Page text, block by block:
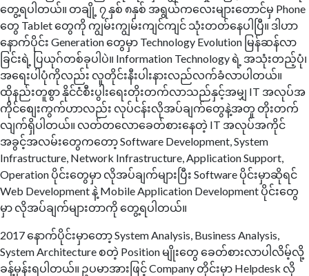
တွေ့ရပါတယ်။ တချို့ ၇ နှစ် ၈နှစ် အရွယ်ကလေးများတောင်မှ Phone
တွေ Tablet တွေကို ကျွမ်းကျွမ်းကျင်ကျင် သုံးတတ်နေပါပြီ။ ဒါဟာ
နောက်ပိုင်း Generation တွေမှာ Technology Evolution မြန်ဆန်လာ
ခြင်းရဲ့ ပြယုဂ်တစ်ခုပါပဲ။ Information Technology ရဲ့ အသုံးတည့်ပုံ၊
အရေးပါပုံကိုလည်း လူတိုင်းနီးပါးနားလည်လက်ခံလာပါတယ်။
ထိုနည်းတူစွာ နိုင်ငံစီးပွါးရေးတိုးတက်လာသည်နှင့်အမျှ IT အလုပ်အ
ကိုင်စျေးကွက်ဟာလည်း လုပ်ငန်းလိုအပ်ချက်တွေနဲ့အတူ တိုးတက်
လျက်ရှိပါတယ်။ လတ်တလောခေတ်စားနေတဲ့ IT အလုပ်အကိုင်
အခွင့်အလမ်းတွေကတော့ Software Development, System
Infrastructure, Network Infrastructure, Application Support,
Operation ပိုင်းတွေမှာ လိုအပ်ချက်များပြီး Software ပိုင်းမှာဆိုရင်
Web Development နဲ့ Mobile Application Development ပိုင်းတွေ
မှာ လိုအပ်ချက်များတာကို တွေ့ရပါတယ်။
2017 နောက်ပိုင်းမှာတော့ System Analysis, Business Analysis,
System Architecture စတဲ့ Position မျိုးတွေ ခေတ်စားလာပါလိမ့်လို့
ခန့်မှန်းရပါတယ်။ ဥပမာအားဖြင့် Company တိုင်းမှာ Helpdesk လို